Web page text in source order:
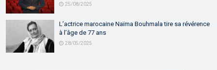
25/08/2025
L’actrice marocaine Naïma Bouhmala tire sa révérence
à l’âge de 77 ans
28/05/2025